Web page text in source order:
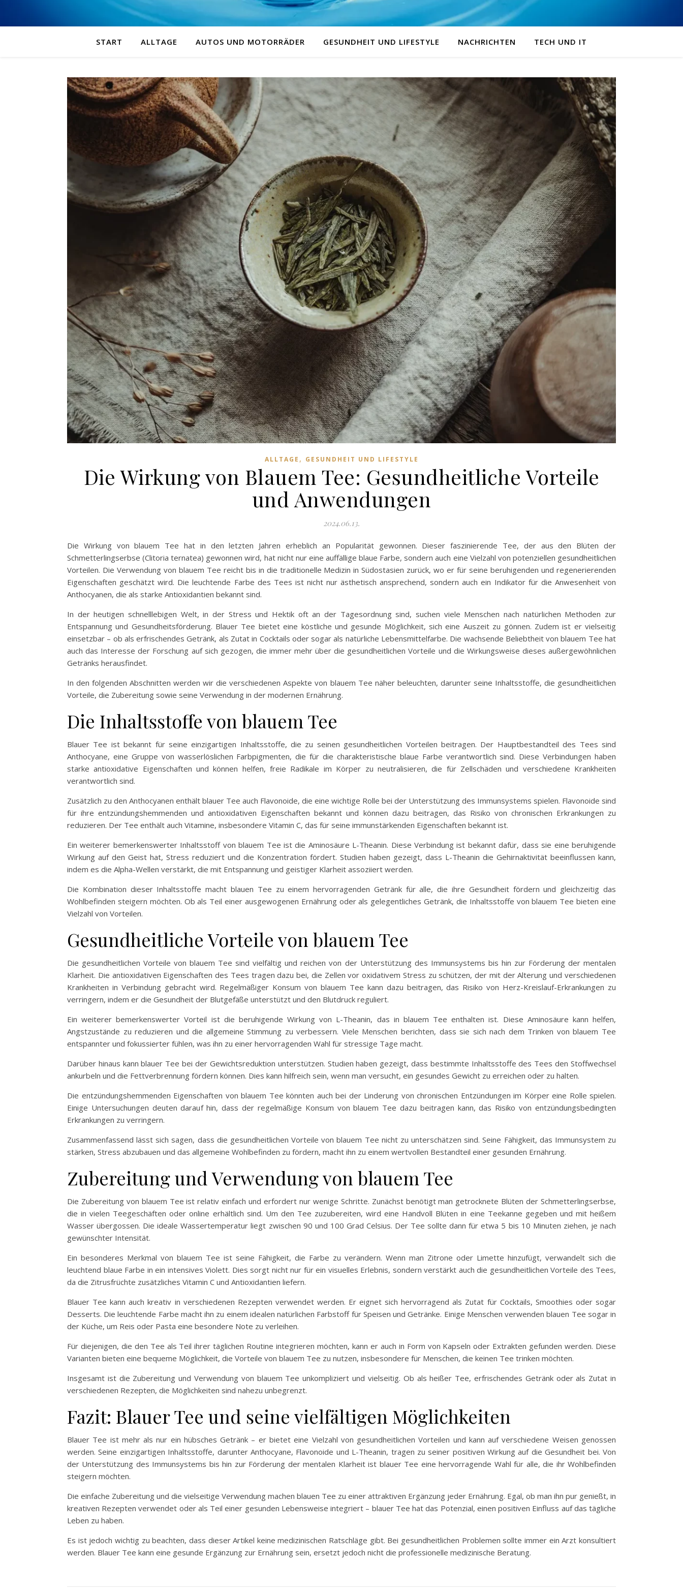
START ALLTAGE AUTOS UND MOTORRÄDER GESUNDHEIT UND LIFESTYLE NACHRICHTEN TECH UND IT
ALLTAGE , GESUNDHEIT UND LIFESTYLE
Die Wirkung von Blauem Tee: Gesundheitliche Vorteile
und Anwendungen
2024.06.13.
Die Wirkung von blauem Tee hat in den letzten Jahren erheblich an Popularität gewonnen. Dieser faszinierende Tee, der aus den Blüten der
Schmetterlingserbse (Clitoria ternatea) gewonnen wird, hat nicht nur eine auffällige blaue Farbe, sondern auch eine Vielzahl von potenziellen gesundheitlichen
Vorteilen. Die Verwendung von blauem Tee reicht bis in die traditionelle Medizin in Südostasien zurück, wo er für seine beruhigenden und regenerierenden
Eigenschaften geschätzt wird. Die leuchtende Farbe des Tees ist nicht nur ästhetisch ansprechend, sondern auch ein Indikator für die Anwesenheit von
Anthocyanen, die als starke Antioxidantien bekannt sind.
In der heutigen schnelllebigen Welt, in der Stress und Hektik oft an der Tagesordnung sind, suchen viele Menschen nach natürlichen Methoden zur
Entspannung und Gesundheitsförderung. Blauer Tee bietet eine köstliche und gesunde Möglichkeit, sich eine Auszeit zu gönnen. Zudem ist er vielseitig
einsetzbar – ob als erfrischendes Getränk, als Zutat in Cocktails oder sogar als natürliche Lebensmittelfarbe. Die wachsende Beliebtheit von blauem Tee hat
auch das Interesse der Forschung auf sich gezogen, die immer mehr über die gesundheitlichen Vorteile und die Wirkungsweise dieses außergewöhnlichen
Getränks herausfindet.
In den folgenden Abschnitten werden wir die verschiedenen Aspekte von blauem Tee näher beleuchten, darunter seine Inhaltsstoffe, die gesundheitlichen
Vorteile, die Zubereitung sowie seine Verwendung in der modernen Ernährung.
Die Inhaltsstoffe von blauem Tee
Blauer Tee ist bekannt für seine einzigartigen Inhaltsstoffe, die zu seinen gesundheitlichen Vorteilen beitragen. Der Hauptbestandteil des Tees sind
Anthocyane, eine Gruppe von wasserlöslichen Farbpigmenten, die für die charakteristische blaue Farbe verantwortlich sind. Diese Verbindungen haben
starke antioxidative Eigenschaften und können helfen, freie Radikale im Körper zu neutralisieren, die für Zellschäden und verschiedene Krankheiten
verantwortlich sind.
Zusätzlich zu den Anthocyanen enthält blauer Tee auch Flavonoide, die eine wichtige Rolle bei der Unterstützung des Immunsystems spielen. Flavonoide sind
für ihre entzündungshemmenden und antioxidativen Eigenschaften bekannt und können dazu beitragen, das Risiko von chronischen Erkrankungen zu
reduzieren. Der Tee enthält auch Vitamine, insbesondere Vitamin C, das für seine immunstärkenden Eigenschaften bekannt ist.
Ein weiterer bemerkenswerter Inhaltsstoff von blauem Tee ist die Aminosäure L-Theanin. Diese Verbindung ist bekannt dafür, dass sie eine beruhigende
Wirkung auf den Geist hat, Stress reduziert und die Konzentration fördert. Studien haben gezeigt, dass L-Theanin die Gehirnaktivität beeinflussen kann,
indem es die Alpha-Wellen verstärkt, die mit Entspannung und geistiger Klarheit assoziiert werden.
Die Kombination dieser Inhaltsstoffe macht blauen Tee zu einem hervorragenden Getränk für alle, die ihre Gesundheit fördern und gleichzeitig das
Wohlbefinden steigern möchten. Ob als Teil einer ausgewogenen Ernährung oder als gelegentliches Getränk, die Inhaltsstoffe von blauem Tee bieten eine
Vielzahl von Vorteilen.
Gesundheitliche Vorteile von blauem Tee
Die gesundheitlichen Vorteile von blauem Tee sind vielfältig und reichen von der Unterstützung des Immunsystems bis hin zur Förderung der mentalen
Klarheit. Die antioxidativen Eigenschaften des Tees tragen dazu bei, die Zellen vor oxidativem Stress zu schützen, der mit der Alterung und verschiedenen
Krankheiten in Verbindung gebracht wird. Regelmäßiger Konsum von blauem Tee kann dazu beitragen, das Risiko von Herz-Kreislauf-Erkrankungen zu
verringern, indem er die Gesundheit der Blutgefäße unterstützt und den Blutdruck reguliert.
Ein weiterer bemerkenswerter Vorteil ist die beruhigende Wirkung von L-Theanin, das in blauem Tee enthalten ist. Diese Aminosäure kann helfen,
Angstzustände zu reduzieren und die allgemeine Stimmung zu verbessern. Viele Menschen berichten, dass sie sich nach dem Trinken von blauem Tee
entspannter und fokussierter fühlen, was ihn zu einer hervorragenden Wahl für stressige Tage macht.
Darüber hinaus kann blauer Tee bei der Gewichtsreduktion unterstützen. Studien haben gezeigt, dass bestimmte Inhaltsstoffe des Tees den Stoffwechsel
ankurbeln und die Fettverbrennung fördern können. Dies kann hilfreich sein, wenn man versucht, ein gesundes Gewicht zu erreichen oder zu halten.
Die entzündungshemmenden Eigenschaften von blauem Tee könnten auch bei der Linderung von chronischen Entzündungen im Körper eine Rolle spielen.
Einige Untersuchungen deuten darauf hin, dass der regelmäßige Konsum von blauem Tee dazu beitragen kann, das Risiko von entzündungsbedingten
Erkrankungen zu verringern.
Zusammenfassend lässt sich sagen, dass die gesundheitlichen Vorteile von blauem Tee nicht zu unterschätzen sind. Seine Fähigkeit, das Immunsystem zu
stärken, Stress abzubauen und das allgemeine Wohlbefinden zu fördern, macht ihn zu einem wertvollen Bestandteil einer gesunden Ernährung.
Zubereitung und Verwendung von blauem Tee
Die Zubereitung von blauem Tee ist relativ einfach und erfordert nur wenige Schritte. Zunächst benötigt man getrocknete Blüten der Schmetterlingserbse,
die in vielen Teegeschäften oder online erhältlich sind. Um den Tee zuzubereiten, wird eine Handvoll Blüten in eine Teekanne gegeben und mit heißem
Wasser übergossen. Die ideale Wassertemperatur liegt zwischen 90 und 100 Grad Celsius. Der Tee sollte dann für etwa 5 bis 10 Minuten ziehen, je nach
gewünschter Intensität.
Ein besonderes Merkmal von blauem Tee ist seine Fähigkeit, die Farbe zu verändern. Wenn man Zitrone oder Limette hinzufügt, verwandelt sich die
leuchtend blaue Farbe in ein intensives Violett. Dies sorgt nicht nur für ein visuelles Erlebnis, sondern verstärkt auch die gesundheitlichen Vorteile des Tees,
da die Zitrusfrüchte zusätzliches Vitamin C und Antioxidantien liefern.
Blauer Tee kann auch kreativ in verschiedenen Rezepten verwendet werden. Er eignet sich hervorragend als Zutat für Cocktails, Smoothies oder sogar
Desserts. Die leuchtende Farbe macht ihn zu einem idealen natürlichen Farbstoff für Speisen und Getränke. Einige Menschen verwenden blauen Tee sogar in
der Küche, um Reis oder Pasta eine besondere Note zu verleihen.
Für diejenigen, die den Tee als Teil ihrer täglichen Routine integrieren möchten, kann er auch in Form von Kapseln oder Extrakten gefunden werden. Diese
Varianten bieten eine bequeme Möglichkeit, die Vorteile von blauem Tee zu nutzen, insbesondere für Menschen, die keinen Tee trinken möchten.
Insgesamt ist die Zubereitung und Verwendung von blauem Tee unkompliziert und vielseitig. Ob als heißer Tee, erfrischendes Getränk oder als Zutat in
verschiedenen Rezepten, die Möglichkeiten sind nahezu unbegrenzt.
Fazit: Blauer Tee und seine vielfältigen Möglichkeiten
Blauer Tee ist mehr als nur ein hübsches Getränk – er bietet eine Vielzahl von gesundheitlichen Vorteilen und kann auf verschiedene Weisen genossen
werden. Seine einzigartigen Inhaltsstoffe, darunter Anthocyane, Flavonoide und L-Theanin, tragen zu seiner positiven Wirkung auf die Gesundheit bei. Von
der Unterstützung des Immunsystems bis hin zur Förderung der mentalen Klarheit ist blauer Tee eine hervorragende Wahl für alle, die ihr Wohlbefinden
steigern möchten.
Die einfache Zubereitung und die vielseitige Verwendung machen blauen Tee zu einer attraktiven Ergänzung jeder Ernährung. Egal, ob man ihn pur genießt, in
kreativen Rezepten verwendet oder als Teil einer gesunden Lebensweise integriert – blauer Tee hat das Potenzial, einen positiven Einfluss auf das tägliche
Leben zu haben.
Es ist jedoch wichtig zu beachten, dass dieser Artikel keine medizinischen Ratschläge gibt. Bei gesundheitlichen Problemen sollte immer ein Arzt konsultiert
werden. Blauer Tee kann eine gesunde Ergänzung zur Ernährung sein, ersetzt jedoch nicht die professionelle medizinische Beratung.